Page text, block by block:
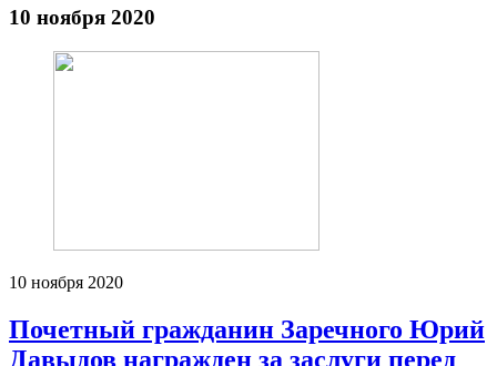
10 ноября 2020
10 ноября 2020
Почетный гражданин Заречного Юрий
Давыдов награжден за заслуги перед